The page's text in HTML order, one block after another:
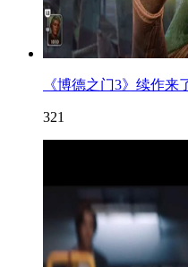
《博德之门3》续作
321